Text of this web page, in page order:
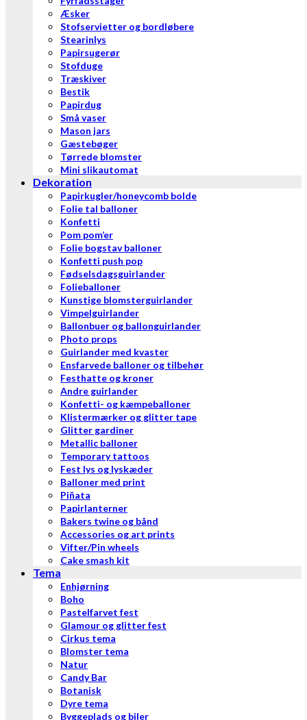
Æsker
Stofservietter og bordløbere
Stearinlys
Papirsugerør
Stofduge
Træskiver
Bestik
Papirdug
Små vaser
Mason jars
Gæstebøger
Tørrede blomster
Mini slikautomat
Dekoration
Papirkugler/honeycomb bolde
Folie tal balloner
Konfetti
Pom pom’er
Folie bogstav balloner
Konfetti push pop
Fødselsdagsguirlander
Folieballoner
Kunstige blomsterguirlander
Vimpelguirlander
Ballonbuer og ballonguirlander
Photo props
Guirlander med kvaster
Ensfarvede balloner og tilbehør
Festhatte og kroner
Andre guirlander
Konfetti- og kæmpeballoner
Klistermærker og glitter tape
Glitter gardiner
Metallic balloner
Temporary tattoos
Fest lys og lyskæder
Balloner med print
Piñata
Papirlanterner
Bakers twine og bånd
Accessories og art prints
Vifter/Pin wheels
Cake smash kit
Tema
Enhjørning
Boho
Pastelfarvet fest
Glamour og glitter fest
Cirkus tema
Blomster tema
Natur
Candy Bar
Botanisk
Dyre tema
Byggeplads og biler